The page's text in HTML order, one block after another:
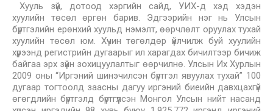
Хууль зүй, дотоод хэргийн сайд, УИХ-д хэд хэдэн
хуулийн төсөл өргөн барив. Эдгээрийн нэг нь Улсын
бүртгэлийн ерөнхий хуульд нэмэлт, өөрчлөлт оруулах тухай
хуулийн төсөл юм. Хүчин төгөлдөр үйлчилж буй хуулийн
хүрээнд регистрийн дугаарыг ил харагдах бичилтээр бичиж
байгаа эрх зүйн зохицуулалтыг өөрчилнө. Улсын Их Хурлын
2009 оны “Иргэний шинэчилсэн бүртгэл явуулах тухай” 100
дугаар тогтоолд заасны дагуу иргэний биеийн давхцахгүй
өгөгдлийн бүртгэлд бүртгүүлсэн Монгол Улсын нийт насанд